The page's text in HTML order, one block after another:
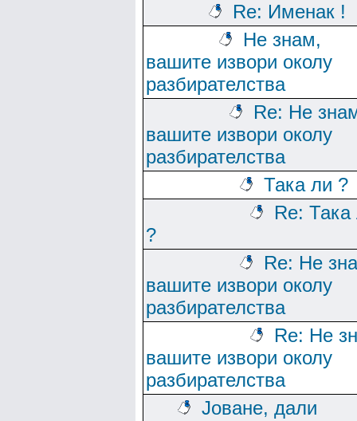
Re: Именак !
Не знам,
вашите извори околу
разбирателства
Re: Не
вашите извори околу
разбирателства
Така ли ?
Re: Така
?
Re: Не
вашите извори околу
разбирателства
Re: Не
вашите извори околу
разбирателства
Јоване, дали